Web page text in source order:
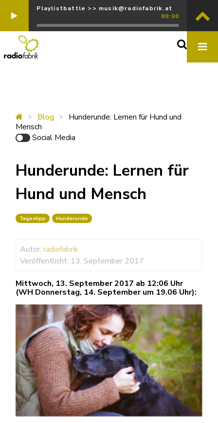
Playlistbattle >> musik@radiofabrik.at
00:00
Blog
Hunderunde: Lernen für Hund und
Mensch
Social Media
Hunderunde: Lernen für
Hund und Mensch
Tagestipp Hunderunde
Autor: radiofabrik
Veröffentlicht: 13. September 2017
Mittwoch, 13. September 2017 ab 12:06 Uhr
(WH Donnerstag, 14. September um 19.06 Uhr):